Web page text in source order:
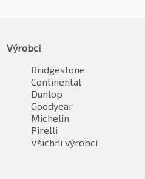
Výrobci
Bridgestone
Continental
Dunlop
Goodyear
Michelin
Pirelli
Všichni výrobci